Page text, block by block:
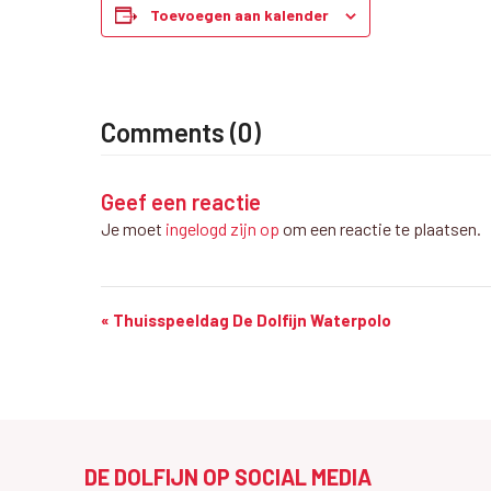
Toevoegen aan kalender
Comments (0)
Geef een reactie
Je moet ingelogd zijn op om een reactie te plaatsen.
W
« Thuisspeeldag De Dolfijn Waterpolo
DE DOLFIJN OP SOCIAL MEDIA